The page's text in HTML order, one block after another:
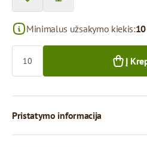
Minimalus užsakymo kiekis:
Į
Pristatymo informacija